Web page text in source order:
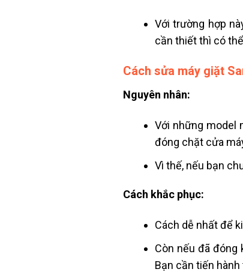
Với trường hợp
cần thiết thì có
Cách sửa máy giặt
Nguyên nhân:
Với những model
đóng chặt cửa
Vì thế, nếu bạn
Cách khắc phục:
Cách dễ nhất để
Còn nếu đã đóng
Bạn cần tiến